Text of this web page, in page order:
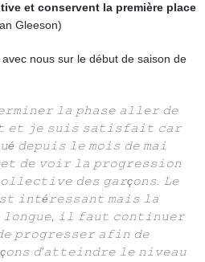
et conservent la première place
Gleeson)
nous sur le début de saison de
𝚕𝚊 𝚙𝚑𝚊𝚜𝚎 𝚊𝚕𝚕𝚎𝚛 𝚍𝚎
𝚎𝚝 𝚓𝚎 𝚜𝚞𝚒𝚜 𝚜𝚊𝚝𝚒𝚜𝚏𝚊𝚒𝚝 𝚌𝚊𝚛
𝚍𝚎𝚙𝚞𝚒𝚜 𝚕𝚎 𝚖𝚘𝚒𝚜 𝚍𝚎 𝚖𝚊𝚒
𝚍𝚎 𝚟𝚘𝚒𝚛 𝚕𝚊 𝚙𝚛𝚘𝚐𝚛𝚎𝚜𝚜𝚒𝚘𝚗
𝚍𝚎𝚜 𝚐𝚊𝚛ç𝚘𝚗𝚜. 𝙻𝚎
𝚒𝚗𝚝é𝚛𝚎𝚜𝚜𝚊𝚗𝚝 𝚖𝚊𝚒𝚜 𝚕𝚊
𝚒𝚕 𝚏𝚊𝚞𝚝 𝚌𝚘𝚗𝚝𝚒𝚗𝚞𝚎𝚛
𝚙𝚛𝚘𝚐𝚛𝚎𝚜𝚜𝚎𝚛 𝚊𝚏𝚒𝚗 𝚍𝚎
𝚍’𝚊𝚝𝚝𝚎𝚒𝚗𝚍𝚛𝚎 𝚕𝚎 𝚗𝚒𝚟𝚎𝚊𝚞